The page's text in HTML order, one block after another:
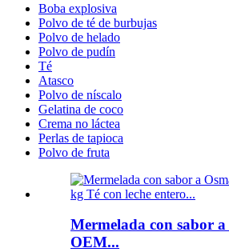
Boba explosiva
Polvo de té de burbujas
Polvo de helado
Polvo de pudín
Té
Atasco
Polvo de níscalo
Gelatina de coco
Crema no láctea
Perlas de tapioca
Polvo de fruta
Mermelada con sabor
OEM...